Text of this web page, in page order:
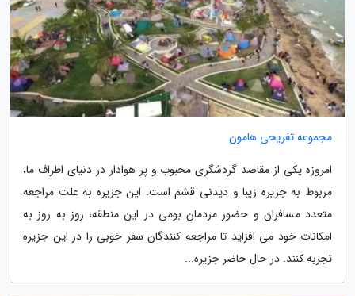
مجموعه تفریحی هامون
امروزه یکی از مقاصد گردشگری محبوب و پر هوادار در دنیای اطراف ما،
مربوط به جزیره زیبا و دیدنی قشم است. این جزیره به علت مراجعه
متعدد مسافران و حضور مردمان بومی در این منطقه، روز به روز به
امکانات خود می افزاید تا مراجعه کنندگان سفر خوبی را در این جزیره
تجربه کنند. در حال حاضر جزیره...